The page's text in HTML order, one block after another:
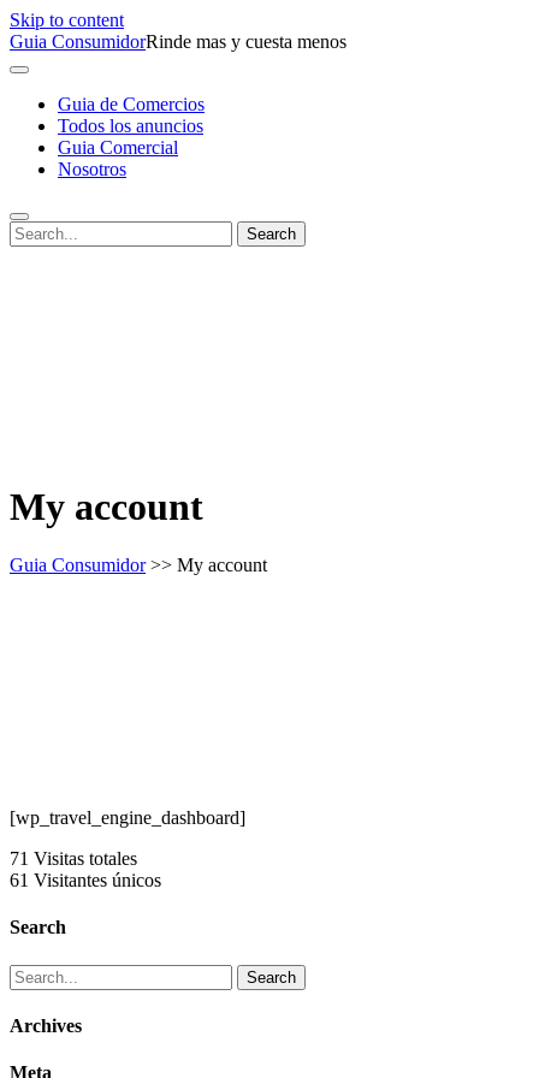
Skip to content
Guia ConsumidorRinde mas y cuesta menos
Guia de Comercios
Todos los anuncios
Guia Comercial
Nosotros
My account
Guia Consumidor>> My account
[wp_travel_engine_dashboard]
71 Visitas totales
61 Visitantes únicos
Search
Archives
Meta